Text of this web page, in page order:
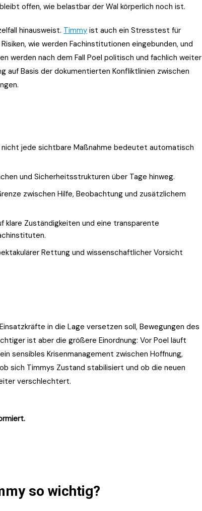
offen, wie belastbar der Wal körperlich noch ist.
hinausweist. Timmy ist auch ein Stresstest für
wie werden Fachinstitutionen eingebunden, und
werden nach dem Fall Poel politisch und fachlich weiter
auf Basis der dokumentierten Konfliktlinien zwischen
nicht jede sichtbare Maßnahme bedeutet automatisch
und Sicherheitsstrukturen über Tage hinweg.
zwischen Hilfe, Beobachtung und zusätzlichem
klare Zuständigkeiten und eine transparente
Rettung und wissenschaftlicher Vorsicht
in die Lage versetzen soll, Bewegungen des
ist aber die größere Einordnung: Vor Poel läuft
sensibles Krisenmanagement zwischen Hoffnung,
sich Timmys Zustand stabilisiert und ob die neuen
verschlechtert.
so wichtig?